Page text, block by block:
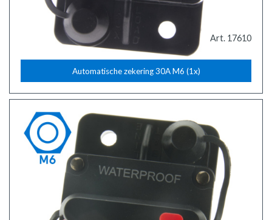
Art. 17610
Automatische zekering 30A M6 (1x)